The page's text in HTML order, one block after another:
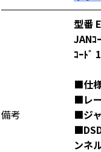
備考
型番
JANｺ
ｺｰﾄﾞ
■仕
■レ
■ジ
ンネ